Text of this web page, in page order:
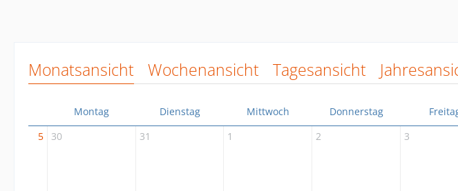
Monatsansicht Wochenansicht Tagesansicht
Montag Dienstag Mittwoch Donnerstag
5
30 31 1 2 3